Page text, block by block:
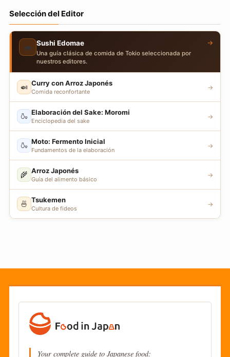
Selección del Editor
🍣 Sushi Edomae
Una guía clásica de comida de Tokio seleccionada por
nuestros editores.
→
🍛 Curry con Arroz Japonés
Comida reconfortante
→
🍶 Elaboración del Sake: Moromi
Enciclopedia del sake
→
🍶 Moto: Fermento Inicial
Fundamentos de la elaboración
→
🌾 Arroz Japonés
Guía del alimento básico
→
🍜 Tsukemen
Cultura de fideos
→
Your complete guide to Japanese food: